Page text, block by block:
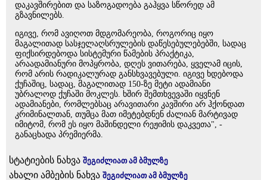
დაკავშირებით და საზოგადოება გაჰყვა სწორედ ამ
გზავნილებს.
იგივე, რომ ავიღოთ მდგომარეობა, როგორიც იყო
მაგალითად სასჯელაღსრულების დაწესებულებებში, სადაც
ფიქსირდებოდა სისტემური წამების პრაქტიკა,
არაადამიანური მოპყრობა, დღეს ვითარება, ყველამ იცის,
რომ არის რადიკალურად განსხვავებული. იგივე ხდებოდა
ქუჩაშიც, სადაც, მაგალითად 150-ზე მეტი ადამიანი
უბრალოდ ქუჩაში მოკლეს. ხშირ შემთხვევაში იყვნენ
ადამიანები, რომლებსაც არავითარი კავშირი არ ჰქონდათ
კრიმინალთან, თუმცა მათ იმეტებდნენ ძალიან მარტივად
იმიტომ, რომ ეს იყო მაშინდელი რეჟიმის დაკვეთა", -
განაცხადა პრემიერმა.
სტატიების ნახვა შეგიძლიათ ამ ბმულზე
ახალი ამბების ნახვა შეგიძლიათ ამ ბმულზე